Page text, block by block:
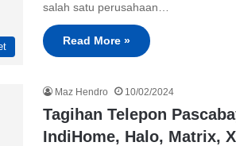
salah satu perusahaan…
Read More »
Maz Hendro 10/02/2024
Tagihan Telepon
IndiHome, Halo, Matrix,